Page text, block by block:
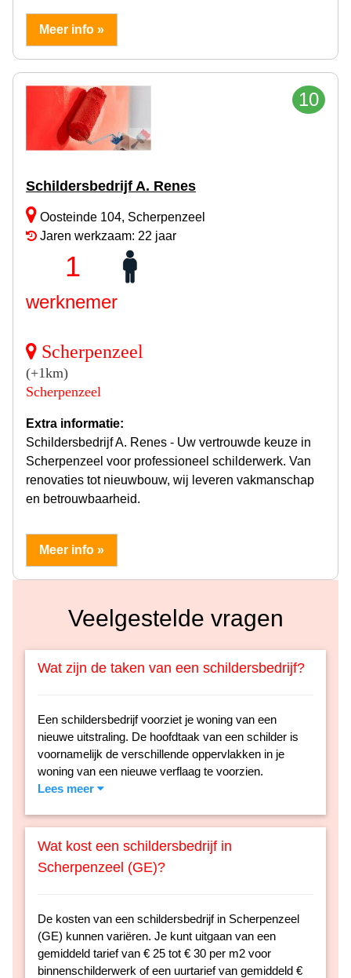
Meer info »
10
Schildersbedrijf A. Renes
Oosteinde 104, Scherpenzeel
Jaren werkzaam: 22 jaar
1
werknemer
Scherpenzeel
(+1km)
Scherpenzeel
Extra informatie:
Schildersbedrijf A. Renes - Uw vertrouwde keuze in
Scherpenzeel voor professioneel schilderwerk. Van
renovaties tot nieuwbouw, wij leveren vakmanschap
en betrouwbaarheid.
Meer info »
Veelgestelde vragen
Wat zijn de taken van een schildersbedrijf?
Een schildersbedrijf voorziet je woning van een
nieuwe uitstraling. De hoofdtaak van een schilder is
voornamelijk de verschillende oppervlakken in je
woning van een nieuwe verflaag te voorzien.
Lees meer
Wat kost een schildersbedrijf in
Scherpenzeel (GE)?
De kosten van een schildersbedrijf in Scherpenzeel
(GE) kunnen variëren. Je kunt uitgaan van een
gemiddeld tarief van € 25 tot € 30 per m2 voor
binnenschilderwerk of een uurtarief van gemiddeld €